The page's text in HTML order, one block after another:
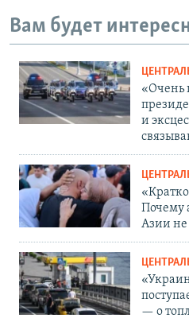
Вам будет
«Очень
и
Почему
Азии не
— о